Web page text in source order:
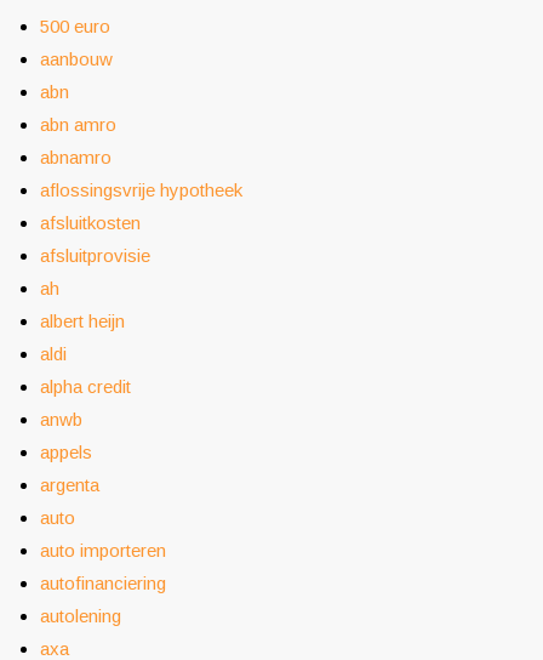
500 euro
aanbouw
abn
abn amro
abnamro
aflossingsvrije hypotheek
afsluitkosten
afsluitprovisie
ah
albert heijn
aldi
alpha credit
anwb
appels
argenta
auto
auto importeren
autofinanciering
autolening
axa